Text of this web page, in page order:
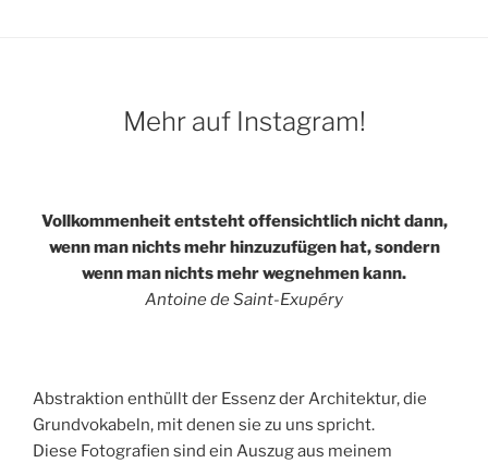
Mehr auf Instagram!
Vollkommenheit entsteht offensichtlich nicht dann,
wenn man nichts mehr hinzuzufügen hat, sondern
wenn man nichts mehr wegnehmen kann.
Antoine de Saint-Exupéry
Abstraktion enthüllt der Essenz der Architektur, die
Grundvokabeln, mit denen sie zu uns spricht.
Diese Fotografien sind ein Auszug aus meinem